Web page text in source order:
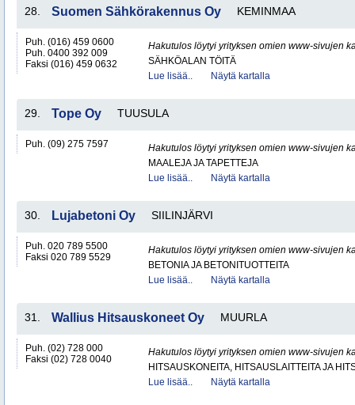
28. Suomen Sähkörakennus Oy KEMINMAA
Puh. (016) 459 0600
Puh. 0400 392 009
Faksi (016) 459 0632
Hakutulos löytyi yrityksen omien www-sivujen
SÄHKÖALAN TÖITÄ
Lue lisää..
Näytä kartalla
29. Tope Oy TUUSULA
Puh. (09) 275 7597
Hakutulos löytyi yrityksen omien www-sivujen
MAALEJA JA TAPETTEJA
Lue lisää..
Näytä kartalla
30. Lujabetoni Oy SIILINJÄRVI
Puh. 020 789 5500
Faksi 020 789 5529
Hakutulos löytyi yrityksen omien www-sivujen
BETONIA JA BETONITUOTTEITA
Lue lisää..
Näytä kartalla
31. Wallius Hitsauskoneet Oy MUURLA
Puh. (02) 728 000
Faksi (02) 728 0040
Hakutulos löytyi yrityksen omien www-sivujen
HITSAUSKONEITA, HITSAUSLAITTEITA JA
Lue lisää..
Näytä kartalla